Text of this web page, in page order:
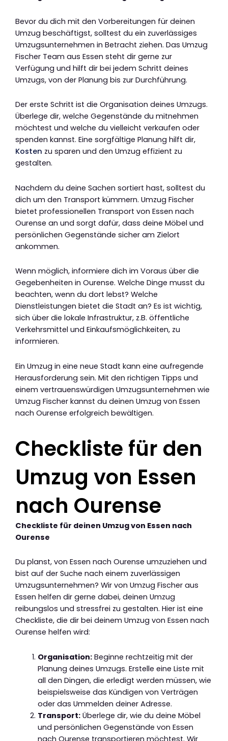
Bevor du dich mit den Vorbereitungen für deinen
Umzug beschäftigst, solltest du ein zuverlässiges
Umzugsunternehmen in Betracht ziehen. Das Umzug
Fischer Team aus Essen steht dir gerne zur
Verfügung und hilft dir bei jedem Schritt deines
Umzugs, von der Planung bis zur Durchführung.
Der erste Schritt ist die Organisation deines Umzugs.
Überlege dir, welche Gegenstände du mitnehmen
möchtest und welche du vielleicht verkaufen oder
spenden kannst. Eine sorgfältige Planung hilft dir,
Kosten zu sparen und den Umzug effizient zu
gestalten.
Nachdem du deine Sachen sortiert hast, solltest du
dich um den Transport kümmern. Umzug Fischer
bietet professionellen Transport von Essen nach
Ourense an und sorgt dafür, dass deine Möbel und
persönlichen Gegenstände sicher am Zielort
ankommen.
Wenn möglich, informiere dich im Voraus über die
Gegebenheiten in Ourense. Welche Dinge musst du
beachten, wenn du dort lebst? Welche
Dienstleistungen bietet die Stadt an? Es ist wichtig,
sich über die lokale Infrastruktur, z.B. öffentliche
Verkehrsmittel und Einkaufsmöglichkeiten, zu
informieren.
Ein Umzug in eine neue Stadt kann eine aufregende
Herausforderung sein. Mit den richtigen Tipps und
einem vertrauenswürdigen Umzugsunternehmen wie
Umzug Fischer kannst du deinen Umzug von Essen
nach Ourense erfolgreich bewältigen.
Checkliste für den
Umzug von Essen
nach Ourense
Checkliste für deinen Umzug von Essen nach
Ourense
Du planst, von Essen nach Ourense umzuziehen und
bist auf der Suche nach einem zuverlässigen
Umzugsunternehmen? Wir von Umzug Fischer aus
Essen helfen dir gerne dabei, deinen Umzug
reibungslos und stressfrei zu gestalten. Hier ist eine
Checkliste, die dir bei deinem Umzug von Essen nach
Ourense helfen wird:
Organisation:Beginne rechtzeitig mit der
Planung deines Umzugs. Erstelle eine Liste mit
all den Dingen, die erledigt werden müssen, wie
beispielsweise das Kündigen von Verträgen
oder das Ummelden deiner Adresse.
Transport:Überlege dir, wie du deine Möbel
und persönlichen Gegenstände von Essen
nach Ourense transportieren möchtest. Wir